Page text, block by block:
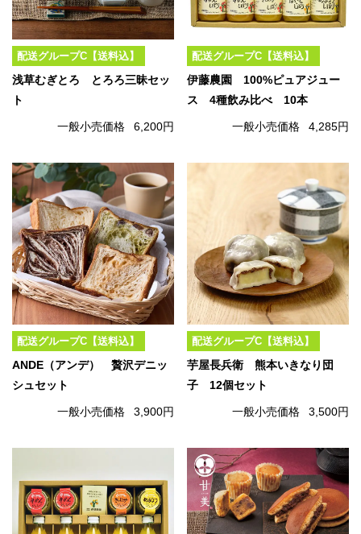
配送グループC【送料込】
浅草むぎとろ とろろ三昧セッ
ト
一般小売価格 6,200円
配送グループC【送料込】
伊藤農園 100%ピュアジュー
ス 4種飲み比べ 10本
一般小売価格 4,285円
配送グループC【送料込】
ANDE（アンデ） 贅沢デニッ
シュセット
一般小売価格 3,900円
配送グループC【送料込】
芋屋長兵衛 熊本いきなり団
子 12個セット
一般小売価格 3,500円